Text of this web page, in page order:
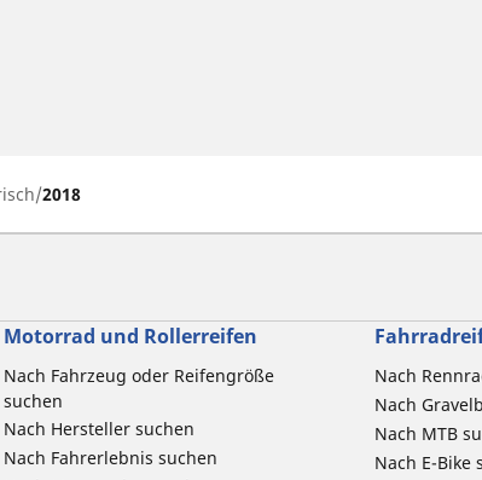
2018
Motorrad und Rollerreifen
Nach Fahrzeug oder Reifengröße
suchen
Nach Hersteller suchen
Nach Fahrerlebnis suchen
Nach
Nach
Nach MTB
Nach E-Bike